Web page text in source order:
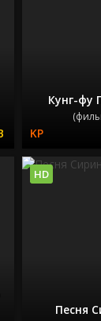
Кунг-фу
Песня
HD